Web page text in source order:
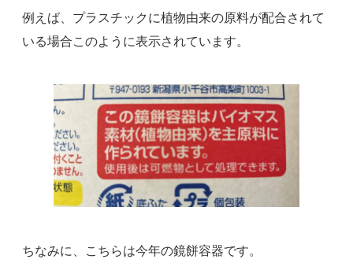
例えば、プラスチックに植物由来の原料が配合されて
いる場合このように表示されています。
ちなみに、こちらは今年の鏡餅容器です。